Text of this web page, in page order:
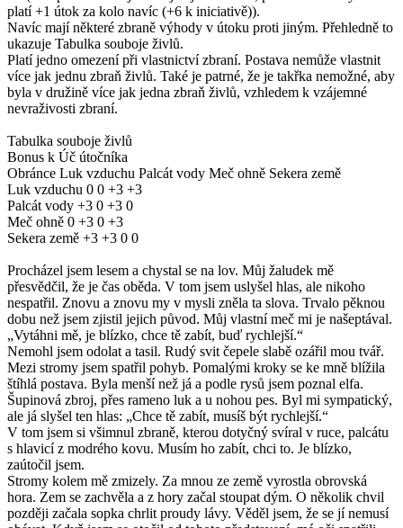
platí +1 útok za kolo navíc (+6 k iniciativě)).
Navíc mají některé zbraně výhody v útoku proti jiným. Přehledně to
ukazuje Tabulka souboje živlů.
Platí jedno omezení při vlastnictví zbraní. Postava nemůže vlastnit
více jak jednu zbraň živlů. Také je patrné, že je takřka nemožné, aby
byla v družině více jak jedna zbraň živlů, vzhledem k vzájemné
nevraživosti zbraní.
Tabulka souboje živlů
Bonus k Úč útočníka
Obránce Luk vzduchu Palcát vody Meč ohně Sekera země
Luk vzduchu 0 0 +3 +3
Palcát vody +3 0 +3 0
Meč ohně 0 +3 0 +3
Sekera země +3 +3 0 0
Procházel jsem lesem a chystal se na lov. Můj žaludek mě
přesvědčil, že je čas oběda. V tom jsem uslyšel hlas, ale nikoho
nespatřil. Znovu a znovu my v mysli zněla ta slova. Trvalo pěknou
dobu než jsem zjistil jejich původ. Můj vlastní meč mi je našeptával.
„Vytáhni mě, je blízko, chce tě zabít, buď rychlejší.“
Nemohl jsem odolat a tasil. Rudý svit čepele slabě ozářil mou tvář.
Mezi stromy jsem spatřil pohyb. Pomalými kroky se ke mně blížila
štíhlá postava. Byla menší než já a podle rysů jsem poznal elfa.
Šupinová zbroj, přes rameno luk a u nohou pes. Byl mi sympatický,
ale já slyšel ten hlas: „Chce tě zabít, musíš být rychlejší.“
V tom jsem si všimnul zbraně, kterou dotyčný svíral v ruce, palcátu
s hlavicí z modrého kovu. Musím ho zabít, chci to. Je blízko,
zaútočil jsem.
Stromy kolem mě zmizely. Za mnou ze země vyrostla obrovská
hora. Zem se zachvěla a z hory začal stoupat dým. O několik chvil
později začala sopka chrlit proudy lávy. Věděl jsem, že se jí nemusí